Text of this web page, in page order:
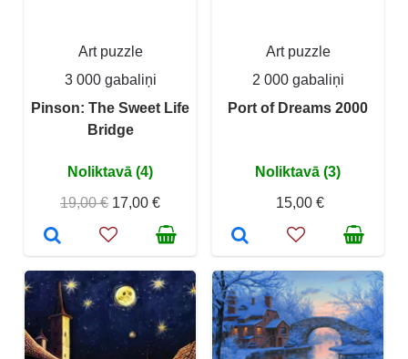
Art puzzle
3 000 gabaliņi
Pinson: The Sweet Life
Bridge
Noliktavā (4)
19,00 € 17,00 €
Art puzzle
2 000 gabaliņi
Port of Dreams 2000
Noliktavā (3)
15,00 €